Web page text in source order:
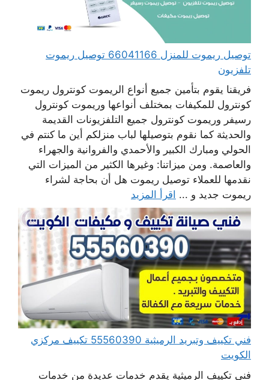
توصيل ريموت للمنزل 66041166 توصيل ريموت
تلفزيون
فريقنا يقوم بتأمين جميع أنواع الريموت كونترول ريموت
كونترول للمكيفات بمختلف أنواعها وريموت كونترول
رسيفر وريموت كونترول جميع التلفزيونات القديمة
والحديثة كما نقوم بتوصيلها لباب منزلكم أين ما كنتم في
الحولي ومبارك الكبير والأحمدي والفروانية والجهراء
والعاصمة. ومن ميزاتنا: وغيرها الكثير من الميزات التي
نقدمها للعملاء توصيل ريموت هل أن بحاجة لشراء
ريموت جديد و ... اقرأ المزيد
فني تكييف وتبريد الرميثية 55560390 تكييف مركزي
الكويت
فني تكييف الرميثية يقدم خدمات عديدة من خدمات